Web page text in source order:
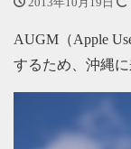
AUGM（Apple
するため、沖縄に